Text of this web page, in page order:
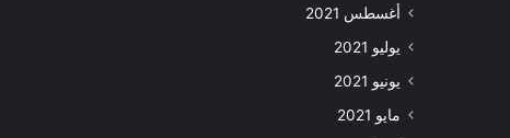
أغسطس 2021
يوليو 2021
يونيو 2021
مايو 2021